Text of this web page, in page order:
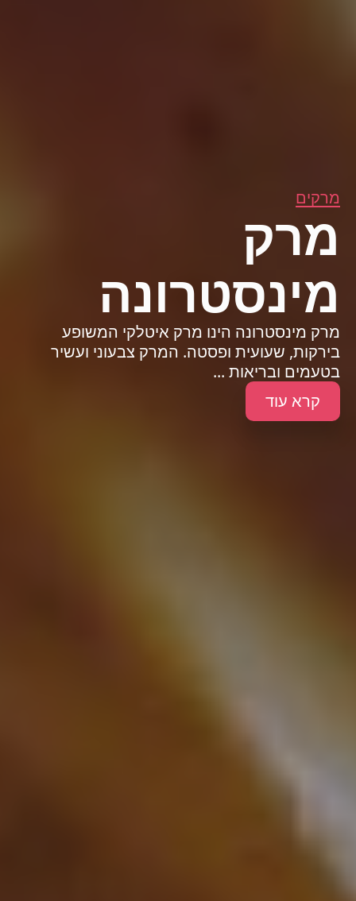
מרקים
מרק
מינסטרונה
מרק מינסטרונה הינו מרק איטלקי המשופע
בירקות, שעועית ופסטה. המרק צבעוני ועשיר
בטעמים ובריאות ...
קרא עוד